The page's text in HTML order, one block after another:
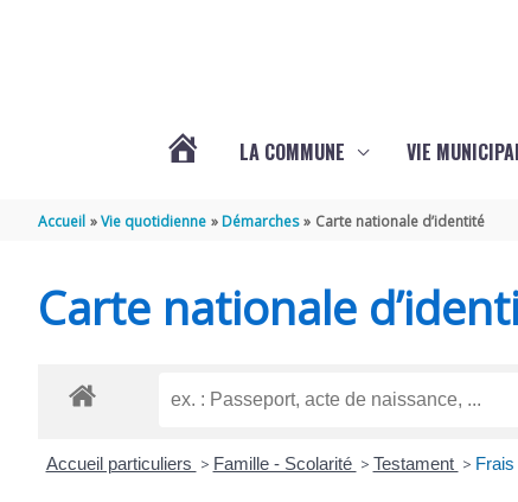
LA COMMUNE VIE
Accueil Vie quotidienne Démarches Carte nationale d’identité
Carte nationale
Accueil particuliers > Famille - Scolarité > Testament >